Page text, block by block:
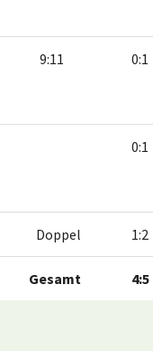
9:11 0:1
0:1
Doppel 1:2
Gesamt 4:5